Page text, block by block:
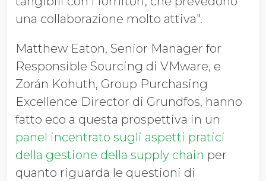
una collaborazione molto attiva".
Matthew Eaton, Senior Manager for
Responsible Sourcing di VMware, e
Zorán Kohuth, Group Purchasing
Excellence Director di Grundfos, hanno
fatto eco a questa prospettiva in un
panel incentrato sugli aspetti pratici
della gestione della supply chain per
quanto riguarda le questioni di